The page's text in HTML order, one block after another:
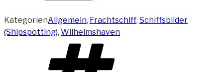
KategorienAllgemein, Frachtschiff, Schiffsbilder
(Shipspotting), Wilhelmshaven